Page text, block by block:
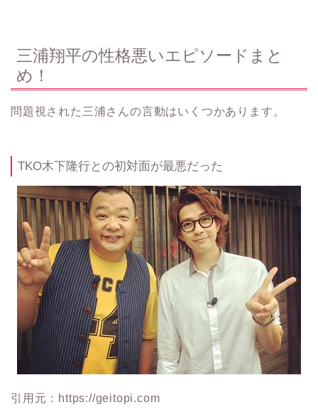
三浦翔平の性格悪いエピソードまと
め！
問題視された三浦さんの言動はいくつかあります。
TKO木下隆行との初対面が最悪だった
引用元：https://geitopi.com